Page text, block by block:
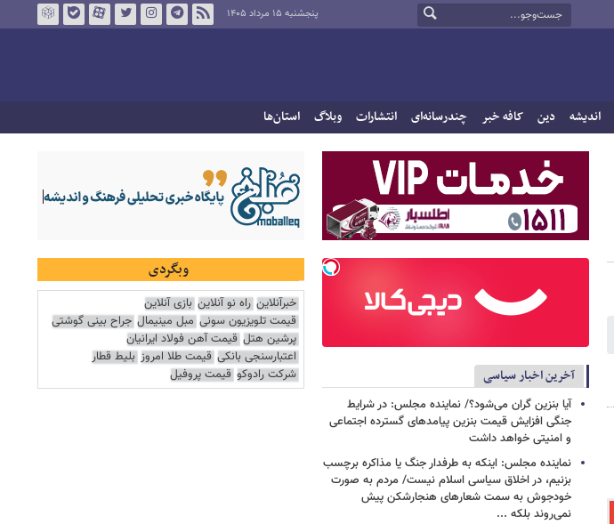
پنجشنبه ۱۵ مرداد ۱۴۰۵
اندیشه دین کافه خبر چندرسانه‌ای انتشارات وبلاگ استان‌ها
آخرین اخبار سیاسی
آیا بنزین گران می‌شود؟/ نماینده مجلس: در شرایط
جنگی افزایش قیمت بنزین پیامدهای گسترده اجتماعی
و امنیتی خواهد داشت
نماینده مجلس: اینکه به طرفدار جنگ یا مذاکره برچسب
بزنیم، در اخلاق سیاسی اسلام نیست/ مردم به صورت
خودجوش به سمت شعارهای هنجارشکن پیش
نمی‌روند بلکه ...
وبگردی
خبرآنلاین راه نو آنلاین بازی آنلاین
قیمت تلویزیون سونی مبل مینیمال جراح بینی گوشتی
پرشین هتل قیمت آهن فولاد ایرانیان
اعتبارسنجی بانکی قیمت طلا امروز بلیط قطار
شرکت رادوکو قیمت پروفیل